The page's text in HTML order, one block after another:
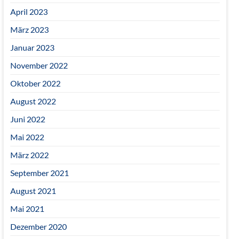
April 2023
März 2023
Januar 2023
November 2022
Oktober 2022
August 2022
Juni 2022
Mai 2022
März 2022
September 2021
August 2021
Mai 2021
Dezember 2020